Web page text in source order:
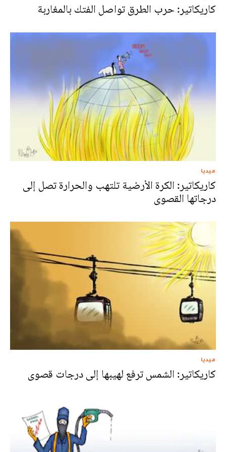
كاريكاتير: حرب الطرق تواصل الفتك بالمغاربة
ميديا
كاريكاتير: الكرة الأرضية تلتهب والحرارة تصل إلى
درجاتها القصوى
ميديا
كاريكاتير: الشمس ترفع لهيبها إلى درجات قصوى